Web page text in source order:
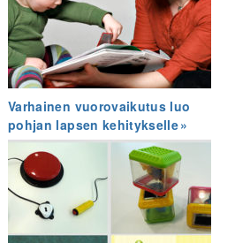
Varhainen vuorovaikutus luo
pohjan lapsen kehitykselle